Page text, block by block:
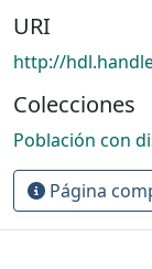
URI
http://
Colecciones
Población con
Página